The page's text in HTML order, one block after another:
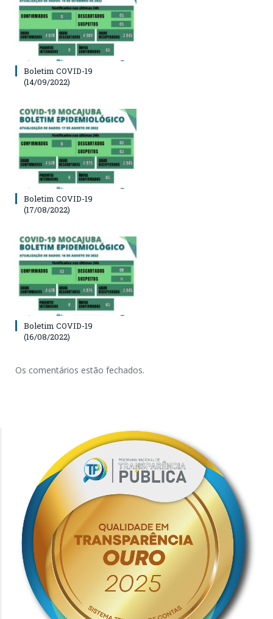
Boletim COVID-19
(14/09/2022)
Boletim COVID-19
(17/08/2022)
Boletim COVID-19
(16/08/2022)
Os comentários estão fechados.